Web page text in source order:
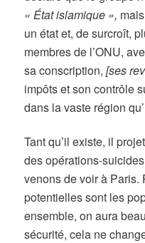
« État islamique »,
un état et, de surcroît,
membres de l’ONU,
sa conscription,[ses
impôts et son contrôle
dans la vaste région
Tant qu’il existe, il
des opérations-
venons de voir à Paris.
potentielles sont les
ensemble, on aura
sécurité, cela ne